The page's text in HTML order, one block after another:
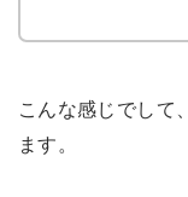
こんな感じでして
ます。